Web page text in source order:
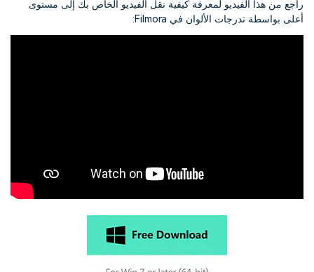
راجع من هذا الفيديو لمعرفة كيفية نقل الفيديو الخاص بك إلى مستوى
أعلى بواسطة تدرجات الألوان في Filmora: